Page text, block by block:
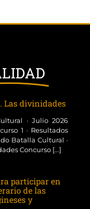
Las divinidades
· Julio 2026
1 · Resultados
Batalla Cultural ·
Concurso [...]
participar en
de las
y